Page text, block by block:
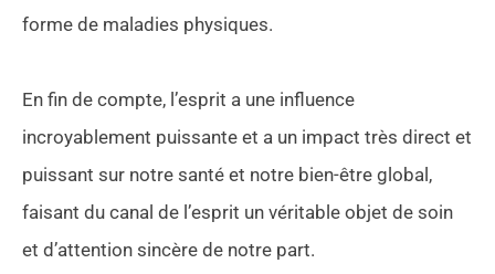
forme de maladies physiques.
En fin de compte, l’esprit a une influence
incroyablement puissante et a un impact très direct et
puissant sur notre santé et notre bien-être global,
faisant du canal de l’esprit un véritable objet de soin
et d’attention sincère de notre part.